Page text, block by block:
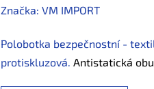
Značka: VM IMPORT
Polobotka bezpečnostní -
protiskluzová. Antistatická